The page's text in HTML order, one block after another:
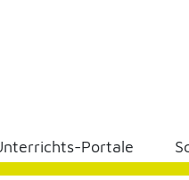
Portale